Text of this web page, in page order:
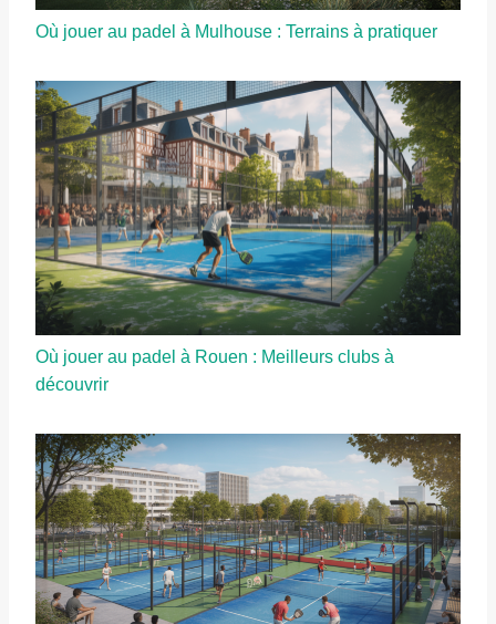
Où jouer au padel à Mulhouse : Terrains à pratiquer
Où jouer au padel à Rouen : Meilleurs clubs à
découvrir